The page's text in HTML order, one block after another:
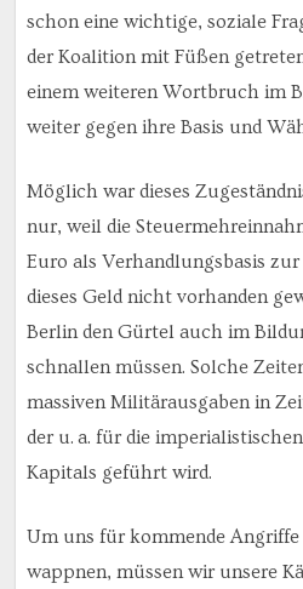
schon eine wichtige, soziale
der Koalition mit Füßen
einem weiteren Wortbruch im
weiter gegen ihre Basis und
Möglich war dieses
nur, weil die
Euro als Verhandlungsbasis
dieses Geld nicht vorhanden
Berlin den Gürtel auch im
schnallen müssen. Solche
massiven Militärausgaben in
der u. a. für die
Kapitals geführt wird.
Um uns für kommende
wappnen, müssen wir unsere